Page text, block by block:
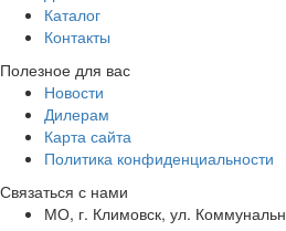
Каталог
Контакты
Полезное для вас
Новости
Дилерам
Карта сайта
Политика конфиденциальности
Связаться с нами
МО, г. Климовск, ул.